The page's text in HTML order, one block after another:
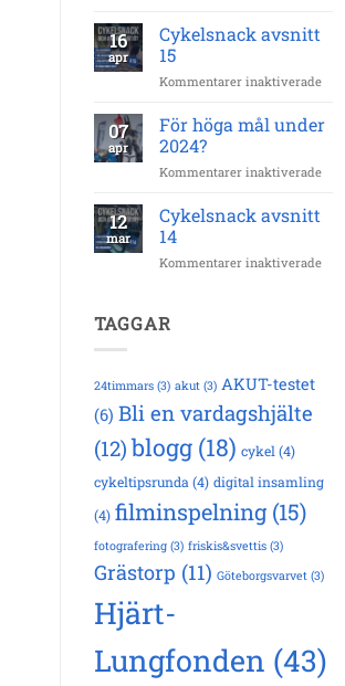
by
–
km
16
apr
Cykelsnack avsnitt
15
Kommentarer inaktiveradeför
15
07
apr
För höga mål under
2024?
Kommentarer inaktiveradeför
mål
2024?
12
mar
Cykelsnack avsnitt
14
Kommentarer inaktiveradeför
TAGGAR
24timmars(3) akut(3) AKUT-testet
(6) Bli en vardagshjälte
(12)blogg(18) cykel(4)
cykeltipsrunda(4) digital insamling
(4) filminspelning(15)
fotografering(3) friskis&svettis(3)
Grästorp (11) Göteborgsvarvet(3)
Hjärt-
Lungfonden (43)